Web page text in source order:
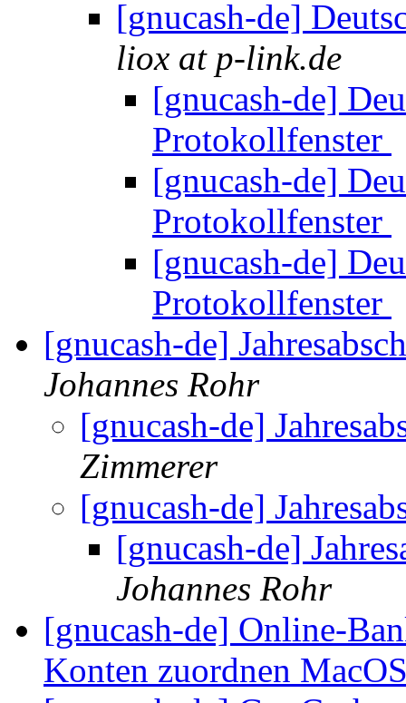
[gnucash-de]
liox at p-link.de
[gnucash-de]
Protokollfenster
[gnucash-de]
Protokollfenster
[gnucash-de]
Protokollfenster
[gnucash-de]
Johannes Rohr
[gnucash-de]
Zimmerer
[gnucash-de]
[gnucash-de]
Johannes Rohr
[gnucash-de] Online-
Konten zuordnen